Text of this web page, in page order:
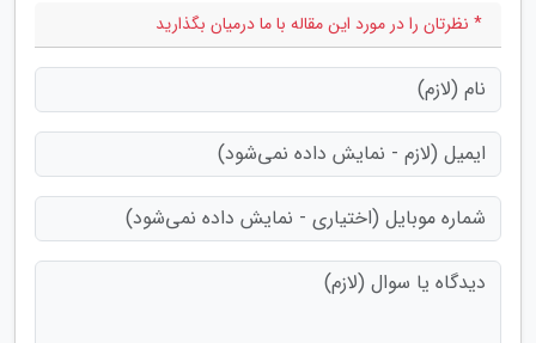
* نظرتان را در مورد این مقاله با ما درمیان بگذارید